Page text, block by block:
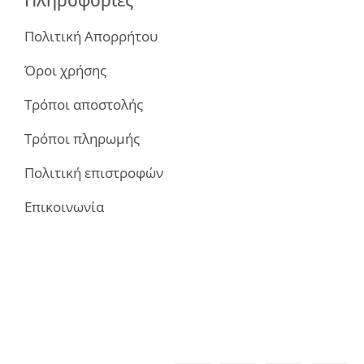
Πολιτική Απορρήτου
Όροι χρήσης
Τρόποι αποστολής
Τρόποι πληρωμής
Πολιτική επιστροφών
Επικοινωνία